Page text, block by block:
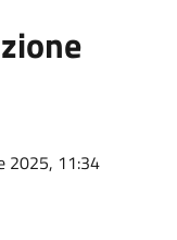
2025, 11:34